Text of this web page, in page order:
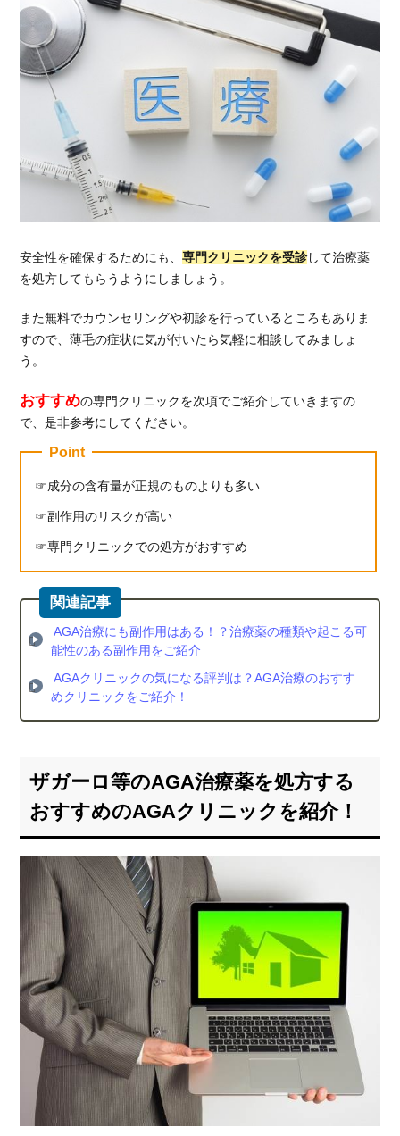
安全性を確保するためにも、専門クリニックを受診して治療薬
を処方してもらうようにしましょう。
また無料でカウンセリングや初診を行っているところもありま
すので、薄毛の症状に気が付いたら気軽に相談してみましょ
う。
おすすめの専門クリニックを次項でご紹介していきますの
で、是非参考にしてください。
Point
成分の含有量が正規のものよりも多い
副作用のリスクが高い
専門クリニックでの処方がおすすめ
AGA治療にも副作用はある！？治療薬の種類や起こる可
能性のある副作用をご紹介
AGAクリニックの気になる評判は？AGA治療のおすす
めクリニックをご紹介！
ザガーロ等のAGA治療薬を処方する
おすすめのAGAクリニックを紹介！